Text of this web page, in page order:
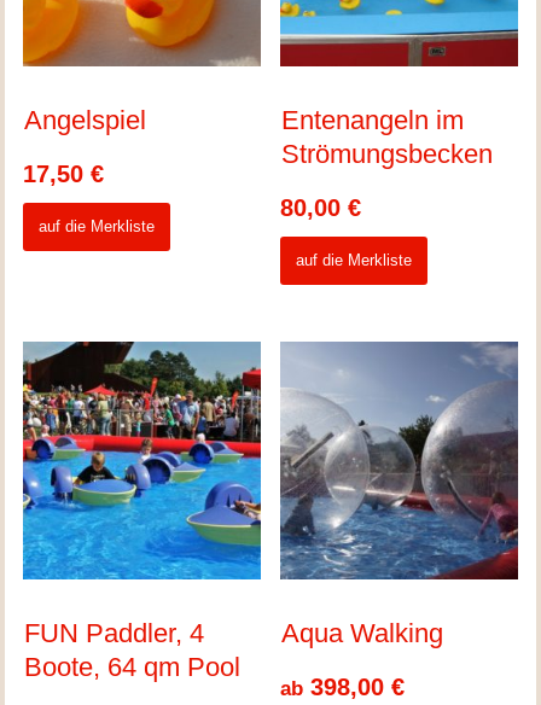
Angelspiel
17,50€
auf die Merkliste
Entenangeln im
Strömungsbecken
80,00€
auf die Merkliste
FUN Paddler, 4
Boote, 64 qm Pool
Aqua Walking
ab 398,00€